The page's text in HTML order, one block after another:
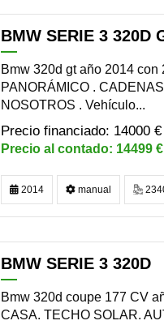
BMW SERIE 3 320D
Bmw 320d gt año 2014
PANORÁMICO .
NOSOTROS . Vehículo...
14000 €
14499 €
2014 manual
BMW SERIE 3 320D
Bmw 320d coupe 177 CV
CASA. TECHO SOLAR.